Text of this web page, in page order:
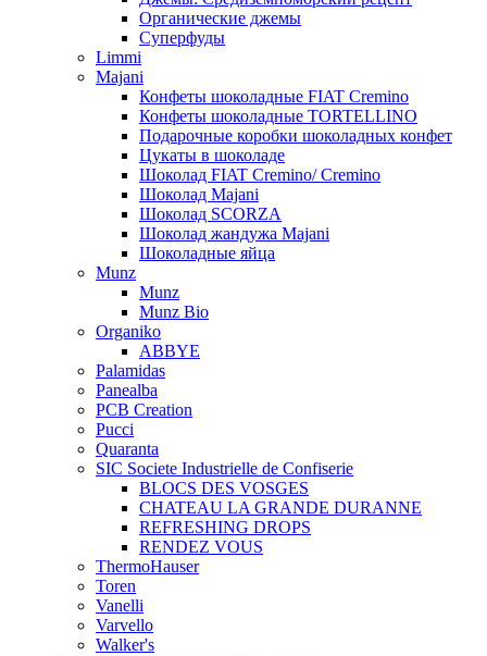
Органические джемы
Суперфуды
Limmi
Majani
Конфеты шоколадные FIAT Cremino
Конфеты шоколадные TORTELLINO
Подарочные коробки шоколадных конфет
Цукаты в шоколаде
Шоколад FIAT Cremino/ Cremino
Шоколад Majani
Шоколад SCORZA
Шоколад жандужа Majani
Шоколадные яйца
Munz
Munz
Munz Bio
Organiko
ABBYE
Palamidas
Panealba
PCB Creation
Pucci
Quaranta
SIC Societe Industrielle de Confiserie
BLOCS DES VOSGES
CHATEAU LA GRANDE DURANNE
REFRESHING DROPS
RENDEZ VOUS
ThermoHauser
Toren
Vanelli
Varvello
Walker's